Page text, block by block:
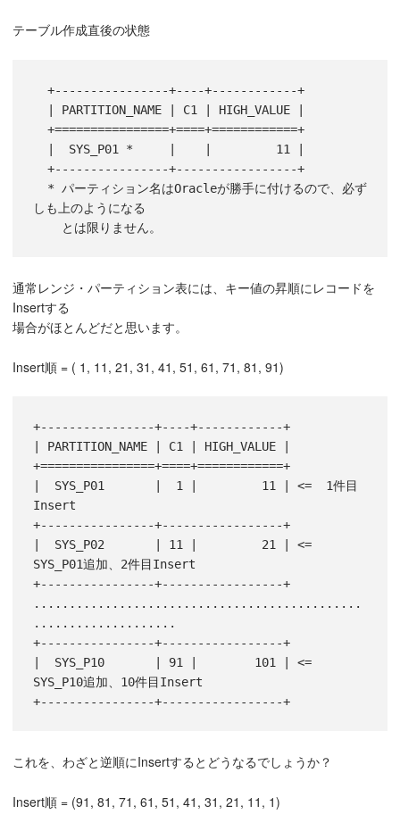
テーブル作成直後の状態
しも上のようになる
    とは限りません。
通常レンジ・パーティション表には、キー値の昇順にレコードを
Insertする
場合がほとんどだと思います。
Insert順 = ( 1, 11, 21, 31, 41, 51, 61, 71, 81, 91)
+----------------+----+------------+
| PARTITION_NAME | C1 | HIGH_VALUE |
+================+====+============+
|  SYS_P01       |  1 |         11 | <=  1件目
Insert
+----------------+-----------------+
|  SYS_P02       | 11 |         21 | <=
SYS_P01追加、2件目Insert
+----------------+-----------------+
..............................................
....................
+----------------+-----------------+
|  SYS_P10       | 91 |        101 | <=
SYS_P10追加、10件目Insert
+----------------+-----------------+
これを、わざと逆順にInsertするとどうなるでしょうか？
Insert順 = (91, 81, 71, 61, 51, 41, 31, 21, 11, 1)